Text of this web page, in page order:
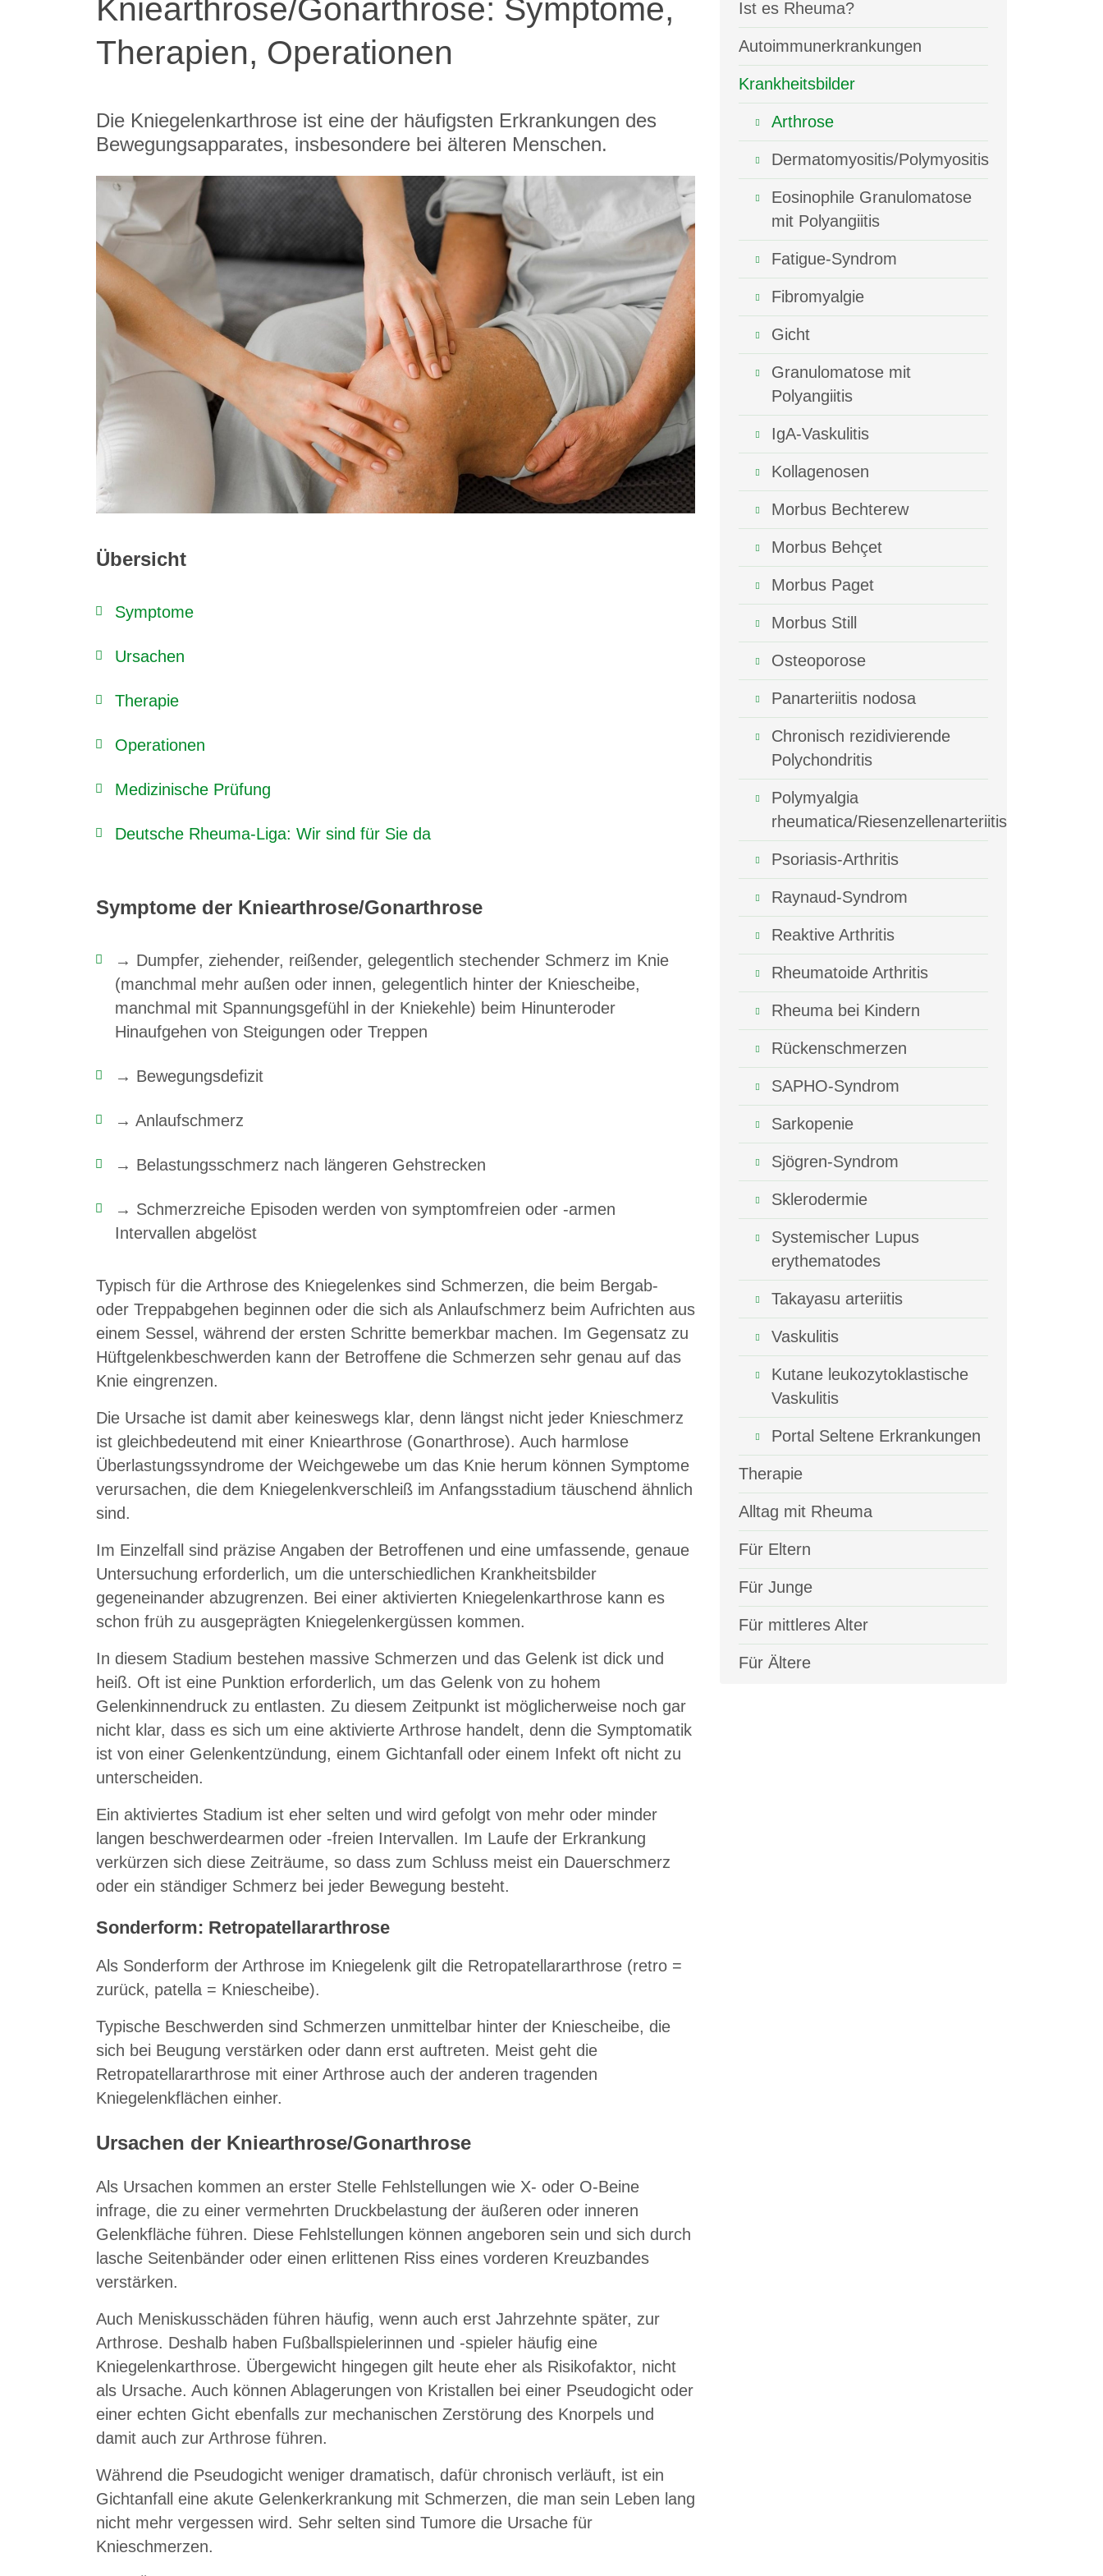
Kniearthrose/Gonarthrose: Symptome,
Therapien, Operationen
Die Kniegelenkarthrose ist eine der häufigsten Erkrankungen des
Bewegungsapparates, insbesondere bei älteren Menschen.
Übersicht
Symptome
Ursachen
Therapie
Operationen
Medizinische Prüfung
Deutsche Rheuma-Liga: Wir sind für Sie da
Symptome der Kniearthrose/Gonarthrose
→ Dumpfer, ziehender, reißender, gelegentlich stechender Schmerz im Knie
(manchmal mehr außen oder innen, gelegentlich hinter der Kniescheibe,
manchmal mit Spannungsgefühl in der Kniekehle) beim Hinunteroder
Hinaufgehen von Steigungen oder Treppen
→ Bewegungsdefizit
→ Anlaufschmerz
→ Belastungsschmerz nach längeren Gehstrecken
→ Schmerzreiche Episoden werden von symptomfreien oder -armen
Intervallen abgelöst
Typisch für die Arthrose des Kniegelenkes sind Schmerzen, die beim Bergab-
oder Treppabgehen beginnen oder die sich als Anlaufschmerz beim Aufrichten aus
einem Sessel, während der ersten Schritte bemerkbar machen. Im Gegensatz zu
Hüftgelenkbeschwerden kann der Betroffene die Schmerzen sehr genau auf das
Knie eingrenzen.
Die Ursache ist damit aber keineswegs klar, denn längst nicht jeder Knieschmerz
ist gleichbedeutend mit einer Kniearthrose (Gonarthrose). Auch harmlose
Überlastungssyndrome der Weichgewebe um das Knie herum können Symptome
verursachen, die dem Kniegelenkverschleiß im Anfangsstadium täuschend ähnlich
sind.
Im Einzelfall sind präzise Angaben der Betroffenen und eine umfassende, genaue
Untersuchung erforderlich, um die unterschiedlichen Krankheitsbilder
gegeneinander abzugrenzen. Bei einer aktivierten Kniegelenkarthrose kann es
schon früh zu ausgeprägten Kniegelenkergüssen kommen.
In diesem Stadium bestehen massive Schmerzen und das Gelenk ist dick und
heiß. Oft ist eine Punktion erforderlich, um das Gelenk von zu hohem
Gelenkinnendruck zu entlasten. Zu diesem Zeitpunkt ist möglicherweise noch gar
nicht klar, dass es sich um eine aktivierte Arthrose handelt, denn die Symptomatik
ist von einer Gelenkentzündung, einem Gichtanfall oder einem Infekt oft nicht zu
unterscheiden.
Ein aktiviertes Stadium ist eher selten und wird gefolgt von mehr oder minder
langen beschwerdearmen oder -freien Intervallen. Im Laufe der Erkrankung
verkürzen sich diese Zeiträume, so dass zum Schluss meist ein Dauerschmerz
oder ein ständiger Schmerz bei jeder Bewegung besteht.
Sonderform: Retropatellararthrose
Als Sonderform der Arthrose im Kniegelenk gilt die Retropatellararthrose (retro =
zurück, patella = Kniescheibe).
Typische Beschwerden sind Schmerzen unmittelbar hinter der Kniescheibe, die
sich bei Beugung verstärken oder dann erst auftreten. Meist geht die
Retropatellararthrose mit einer Arthrose auch der anderen tragenden
Kniegelenkflächen einher.
Ursachen der Kniearthrose/Gonarthrose
Als Ursachen kommen an erster Stelle Fehlstellungen wie X- oder O-Beine
infrage, die zu einer vermehrten Druckbelastung der äußeren oder inneren
Gelenkfläche führen. Diese Fehlstellungen können angeboren sein und sich durch
lasche Seitenbänder oder einen erlittenen Riss eines vorderen Kreuzbandes
verstärken.
Auch Meniskusschäden führen häufig, wenn auch erst Jahrzehnte später, zur
Arthrose. Deshalb haben Fußballspielerinnen und -spieler häufig eine
Kniegelenkarthrose. Übergewicht hingegen gilt heute eher als Risikofaktor, nicht
als Ursache. Auch können Ablagerungen von Kristallen bei einer Pseudogicht oder
einer echten Gicht ebenfalls zur mechanischen Zerstörung des Knorpels und
damit auch zur Arthrose führen.
Während die Pseudogicht weniger dramatisch, dafür chronisch verläuft, ist ein
Gichtanfall eine akute Gelenkerkrankung mit Schmerzen, die man sein Leben lang
nicht mehr vergessen wird. Sehr selten sind Tumore die Ursache für
Knieschmerzen.
Ist es Rheuma?
Autoimmunerkrankungen
Krankheitsbilder
Arthrose
Dermatomyositis/Polymyositis
Eosinophile Granulomatose
mit Polyangiitis
Fatigue-Syndrom
Fibromyalgie
Gicht
Granulomatose mit
Polyangiitis
IgA-Vaskulitis
Kollagenosen
Morbus Bechterew
Morbus Behçet
Morbus Paget
Morbus Still
Osteoporose
Panarteriitis nodosa
Chronisch rezidivierende
Polychondritis
Polymyalgia
rheumatica/Riesenzellenarteriitis
Psoriasis-Arthritis
Raynaud-Syndrom
Reaktive Arthritis
Rheumatoide Arthritis
Rheuma bei Kindern
Rückenschmerzen
SAPHO-Syndrom
Sarkopenie
Sjögren-Syndrom
Sklerodermie
Systemischer Lupus
erythematodes
Takayasu arteriitis
Vaskulitis
Kutane leukozytoklastische
Vaskulitis
Portal Seltene Erkrankungen
Therapie
Alltag mit Rheuma
Für Eltern
Für Junge
Für mittleres Alter
Für Ältere